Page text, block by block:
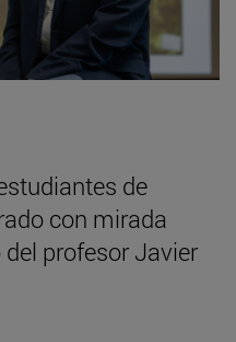
de
con mirada
profesor Javier